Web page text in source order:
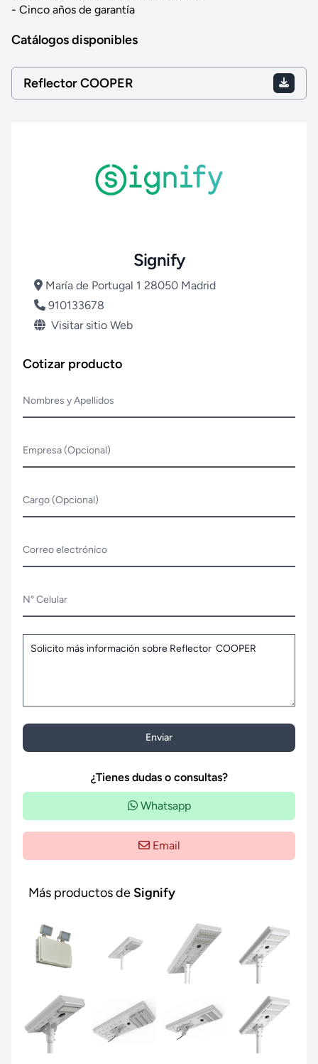
- Cinco años de garantía
Catálogos disponibles
Reflector COOPER
Signify
María de Portugal 1 28050 Madrid
910133678
Visitar sitio Web
Cotizar producto
Nombres y Apellidos
Empresa (Opcional)
Cargo (Opcional)
Correo electrónico
N° Celular
Enviar
¿Tienes dudas o consultas?
Whatsapp
Email
Más productos de Signify